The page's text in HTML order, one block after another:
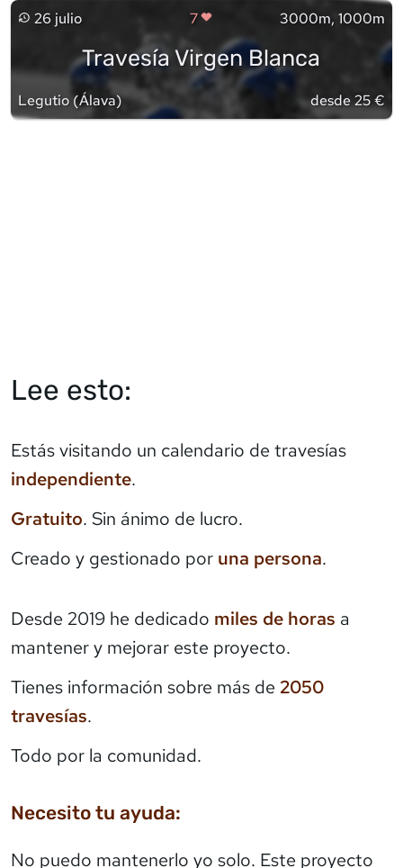
26 julio 7 3000m, 1000m
Travesía Virgen Blanca
Legutio (Álava) desde 25 €
Lee esto:
Estás visitando un calendario de travesías
independiente.
Gratuito. Sin ánimo de lucro.
Creado y gestionado por una persona.
Desde 2019 he dedicado miles de horas a
mantener y mejorar este proyecto.
Tienes información sobre más de 2050
travesías.
Todo por la comunidad.
Necesito tu ayuda:
No puedo mantenerlo yo solo. Este proyecto